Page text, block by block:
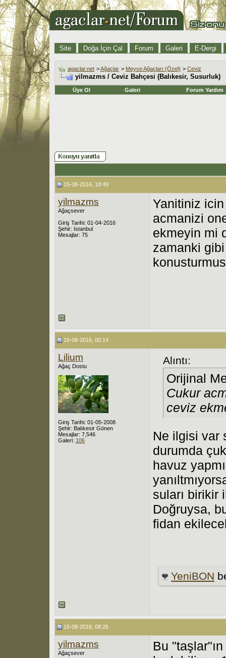
Site Doğa İçin Çal Forum Galeri E-Dergi
agaclar.net >Ağaçlar > Meyve Ağaçları (Özel) > Ceviz
yilmazms / Ceviz Bahçesi (Balıkesir, Susurluk)
Üye Ol Galeri Forum Yardım
15-08-2016, 18:49
yilmazms
Ağaçsever
Giriş Tarihi: 01-04-2016
Şehir: Istanbul
Mesajlar: 75
Yanitiniz
acmanizi
ekmeyin mi
zamanki
16-08-2016, 00:14
Lilium
Ağaç Dostu
Giriş Tarihi: 01-05-2008
Şehir: Balıkesir Gönen
Mesajlar: 7,546
Galeri: 106
Alıntı:
Orijinal
Cukur
ceviz
Ne ilgisi var
durumda
havuz
suları birikir
Doğruysa,
fidan
YeniBON
16-08-2016, 08:26
yilmazms
Ağaçsever
Bu